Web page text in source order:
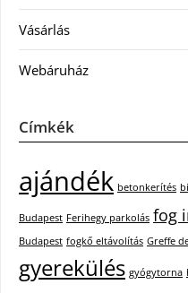
Vásárlás
Webáruház
Címkék
ajándék betonkerítés
Budapest Ferihegy parkolás fog
Budapest fogkő eltávolítás Greffe
gyerekülés gyógytorna